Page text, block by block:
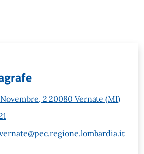
Novembre, 2 20080 Vernate (MI)